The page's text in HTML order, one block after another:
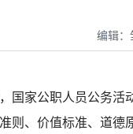
编辑：
国家公职人员公务活
则、价值标准、道